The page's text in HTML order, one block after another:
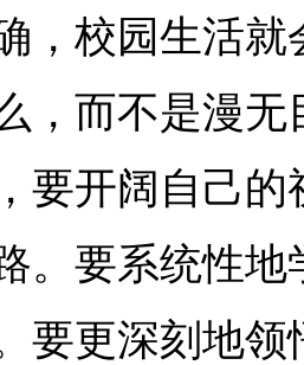
，校园生活
，而不是漫无
要开阔自己
。要系统性
要更深刻地